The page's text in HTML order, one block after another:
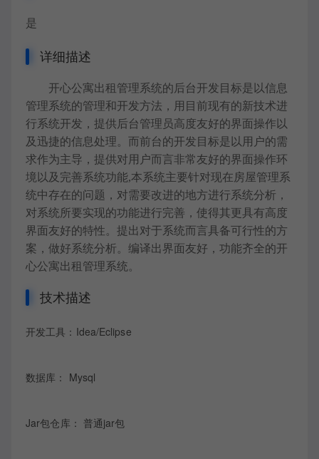
是
详细描述
开心公寓出租 管理系统的后台开发目标是以信息
管理系统的管理和开发方法，用目前现有的新技术进
行系统开发，提供后台管理员高度友好的界面操作以
及迅捷的信息处理。而前台的开发目标是以 用户的需
求作为主导，提供对用户而言非常友好的界面操作环
境以及完善系统功能,本系统主要针对现在房屋管理系
统中存在的问题，对需要改进的地方进行系统分析，
对系统所要实现的功能进行完善，使得其更具有高度
界面友好的特性。提出对于系统而言具备可行性的方
案，做好系统分析。编译出界面友好，功能齐全的开
心公寓出租 管理系统。
技术描述
开发工具：Idea/Eclipse
数据库： Mysql
Jar包仓库： 普通jar包